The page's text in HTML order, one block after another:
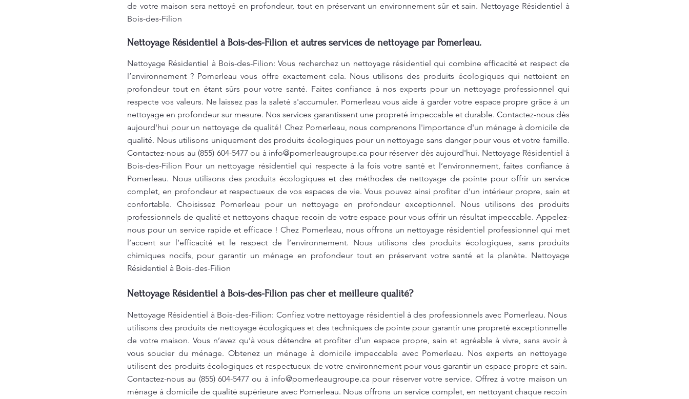
de votre maison sera nettoyé en profondeur, tout en préservant un environnement sûr et sain. Nettoyage Résidentiel à
Bois-des-Filion
Nettoyage Résidentiel à Bois-des-Filion et autres services de nettoyage par Pomerleau.
Nettoyage Résidentiel à Bois-des-Filion: Vous recherchez un nettoyage résidentiel qui combine efficacité et respect de
l’environnement ? Pomerleau vous offre exactement cela. Nous utilisons des produits écologiques qui nettoient en
profondeur tout en étant sûrs pour votre santé. Faites confiance à nos experts pour un nettoyage professionnel qui
respecte vos valeurs. Ne laissez pas la saleté s'accumuler. Pomerleau vous aide à garder votre espace propre grâce à un
nettoyage en profondeur sur mesure. Nos services garantissent une propreté impeccable et durable. Contactez-nous dès
aujourd'hui pour un nettoyage de qualité! Chez Pomerleau, nous comprenons l'importance d'un ménage à domicile de
qualité. Nous utilisons uniquement des produits écologiques pour un nettoyage sans danger pour vous et votre famille.
Contactez-nous au (855) 604-5477 ou à info@pomerleaugroupe.ca pour réserver dès aujourd'hui. Nettoyage Résidentiel à
Bois-des-Filion Pour un nettoyage résidentiel qui respecte à la fois votre santé et l’environnement, faites confiance à
Pomerleau. Nous utilisons des produits écologiques et des méthodes de nettoyage de pointe pour offrir un service
complet, en profondeur et respectueux de vos espaces de vie. Vous pouvez ainsi profiter d’un intérieur propre, sain et
confortable. Choisissez Pomerleau pour un nettoyage en profondeur exceptionnel. Nous utilisons des produits
professionnels de qualité et nettoyons chaque recoin de votre espace pour vous offrir un résultat impeccable. Appelez-
nous pour un service rapide et efficace ! Chez Pomerleau, nous offrons un nettoyage résidentiel professionnel qui met
l’accent sur l’efficacité et le respect de l’environnement. Nous utilisons des produits écologiques, sans produits
chimiques nocifs, pour garantir un ménage en profondeur tout en préservant votre santé et la planète. Nettoyage
Résidentiel à Bois-des-Filion
Nettoyage Résidentiel à Bois-des-Filion pas cher et meilleure qualité?
Nettoyage Résidentiel à Bois-des-Filion: Confiez votre nettoyage résidentiel à des professionnels avec Pomerleau. Nous
utilisons des produits de nettoyage écologiques et des techniques de pointe pour garantir une propreté exceptionnelle
de votre maison. Vous n’avez qu’à vous détendre et profiter d’un espace propre, sain et agréable à vivre, sans avoir à
vous soucier du ménage. Obtenez un ménage à domicile impeccable avec Pomerleau. Nos experts en nettoyage
utilisent des produits écologiques et respectueux de votre environnement pour vous garantir un espace propre et sain.
Contactez-nous au (855) 604-5477 ou à info@pomerleaugroupe.ca pour réserver votre service. Offrez à votre maison un
ménage à domicile de qualité supérieure avec Pomerleau. Nous offrons un service complet, en nettoyant chaque recoin